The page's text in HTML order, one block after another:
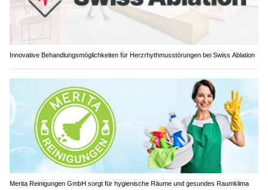
Innovative Behandlungsmöglichkeiten für Herzrhythmusstörungen bei Swiss Ablation
Merita Reinigungen GmbH sorgt für hygienische Räume und gesundes Raumklima